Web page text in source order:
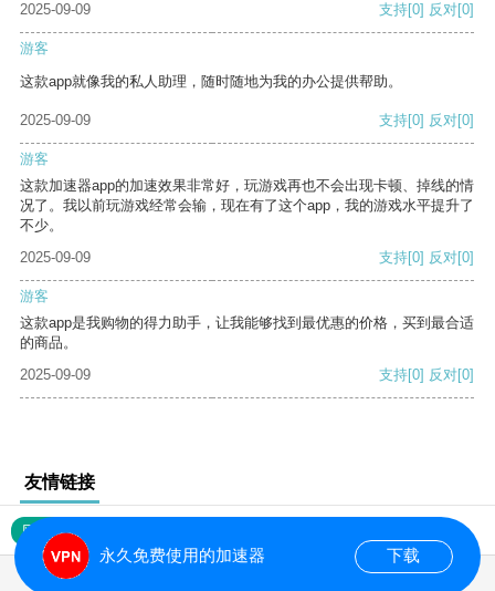
2025-09-09
支持[0] 反对[0]
游客
这款app就像我的私人助理，随时随地为我的办公提供帮助。
2025-09-09 支持[0] 反对[0]
游客
这款加速器app的加速效果非常好，玩游戏再也不会出现卡顿、掉线的情
况了。我以前玩游戏经常会输，现在有了这个app，我的游戏水平提升了
不少。
2025-09-09
支持[0] 反对[0]
游客
这款app是我购物的得力助手，让我能够找到最优惠的价格，买到最合适
的商品。
2025-09-09
支持[0] 反对[0]
友情链接
网站地图
永久免费使用的加速器 下载